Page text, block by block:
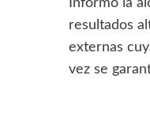
​Informó la
resultados
externas
vez se